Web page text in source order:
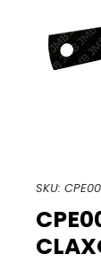
SKU: